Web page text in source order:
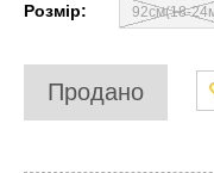
Розмір: 92см(18-
Продано